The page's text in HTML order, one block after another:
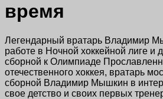
время
Легендарный вратарь Владимир
работе в Ночной хоккейной лиге и
сборной к Олимпиаде
отечественного хоккея, вратарь
сборной Владимир Мышкин в
свое детство и своих первых